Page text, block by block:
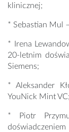
klinicznej;
* Sebastian Mul
* Irena
20-letnim
Siemens;
* Aleksander
YouNick Mint VC;
* Piotr